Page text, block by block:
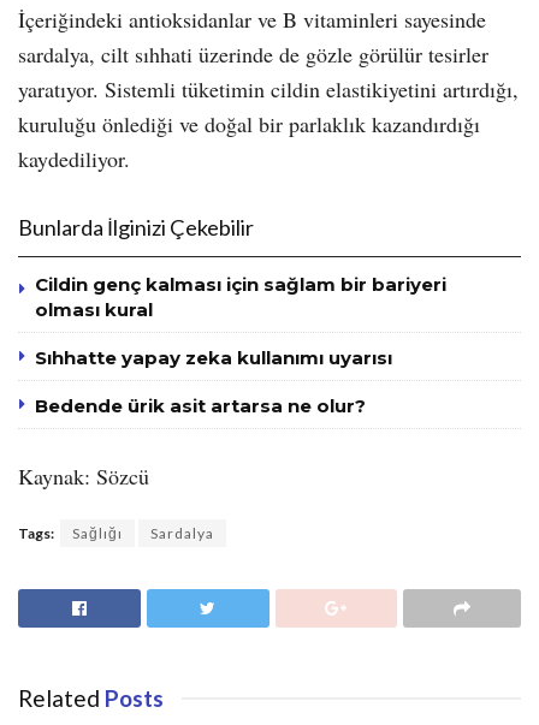
İçeriğindeki antioksidanlar ve B vitaminleri sayesinde
sardalya, cilt sıhhati üzerinde de gözle görülür tesirler
yaratıyor. Sistemli tüketimin cildin elastikiyetini artırdığı,
kuruluğu önlediği ve doğal bir parlaklık kazandırdığı
kaydediliyor.
Bunlarda İlginizi Çekebilir
Cildin genç kalması için sağlam bir bariyeri
olması kural
Sıhhatte yapay zeka kullanımı uyarısı
Bedende ürik asit artarsa ne olur?
Kaynak: Sözcü
Tags: Sağlığı Sardalya
Related Posts